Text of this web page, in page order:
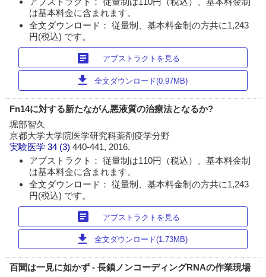
は基本料金に含まれます。
全文ダウンロード： 従量制、基本料金制の方共に1,243
円(税込) です。
article アブストラクトを見る
download 全文ダウンロード(0.97MB)
Fn14に対する新たながん悪液質の治療法となるか?
堀部智久
京都大学大学院医学研究科薬剤疫学分野
実験医学 34 (3)440-441, 2016.
アブストラクト： 従量制は110円（税込）、基本料金制
は基本料金に含まれます。
全文ダウンロード： 従量制、基本料金制の方共に1,243
円(税込) です。
article アブストラクトを見る
download 全文ダウンロード(1.73MB)
百聞は一見に如かず - 長鎖ノンコーディングRNAの作業現場